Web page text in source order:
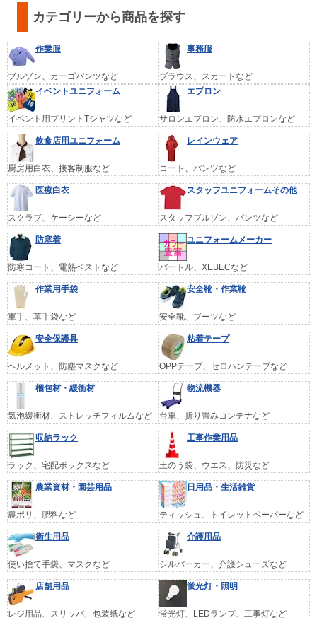
カテゴリーから商品を探す
作業服
ブルゾン、カーゴパンツなど
事務服
ブラウス、スカートなど
イベントユニフォーム
イベント用プリントTシャツなど
エプロン
サロンエプロン、防水エプロンなど
飲食店用ユニフォーム
厨房用白衣、接客制服など
レインウェア
コート、パンツなど
医療白衣
スクラブ、ケーシーなど
スタッフユニフォームその他
スタッフブルゾン、パンツなど
防寒着
防寒コート、電熱ベストなど
ユニフォームメーカー
バートル、XEBECなど
作業用手袋
軍手、革手袋など
安全靴・作業靴
安全靴、ブーツなど
安全保護具
ヘルメット、防塵マスクなど
粘着テープ
OPPテープ、セロハンテープなど
梱包材・緩衝材
気泡緩衝材、ストレッチフィルムなど
物流機器
台車、折り畳みコンテナなど
収納ラック
ラック、宅配ボックスなど
工事作業用品
土のう袋、ウエス、防災など
農業資材・園芸用品
農ポリ、肥料など
日用品・生活雑貨
ティッシュ、トイレットペーパーなど
衛生用品
使い捨て手袋、マスクなど
介護用品
シルバーカー、介護シューズなど
店舗用品
レジ用品、スリッパ、包装紙など
蛍光灯・照明
蛍光灯、LEDランプ、工事灯など